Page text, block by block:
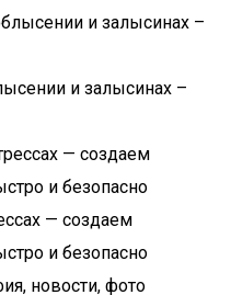
и залысинах –
— создаем
и безопасно